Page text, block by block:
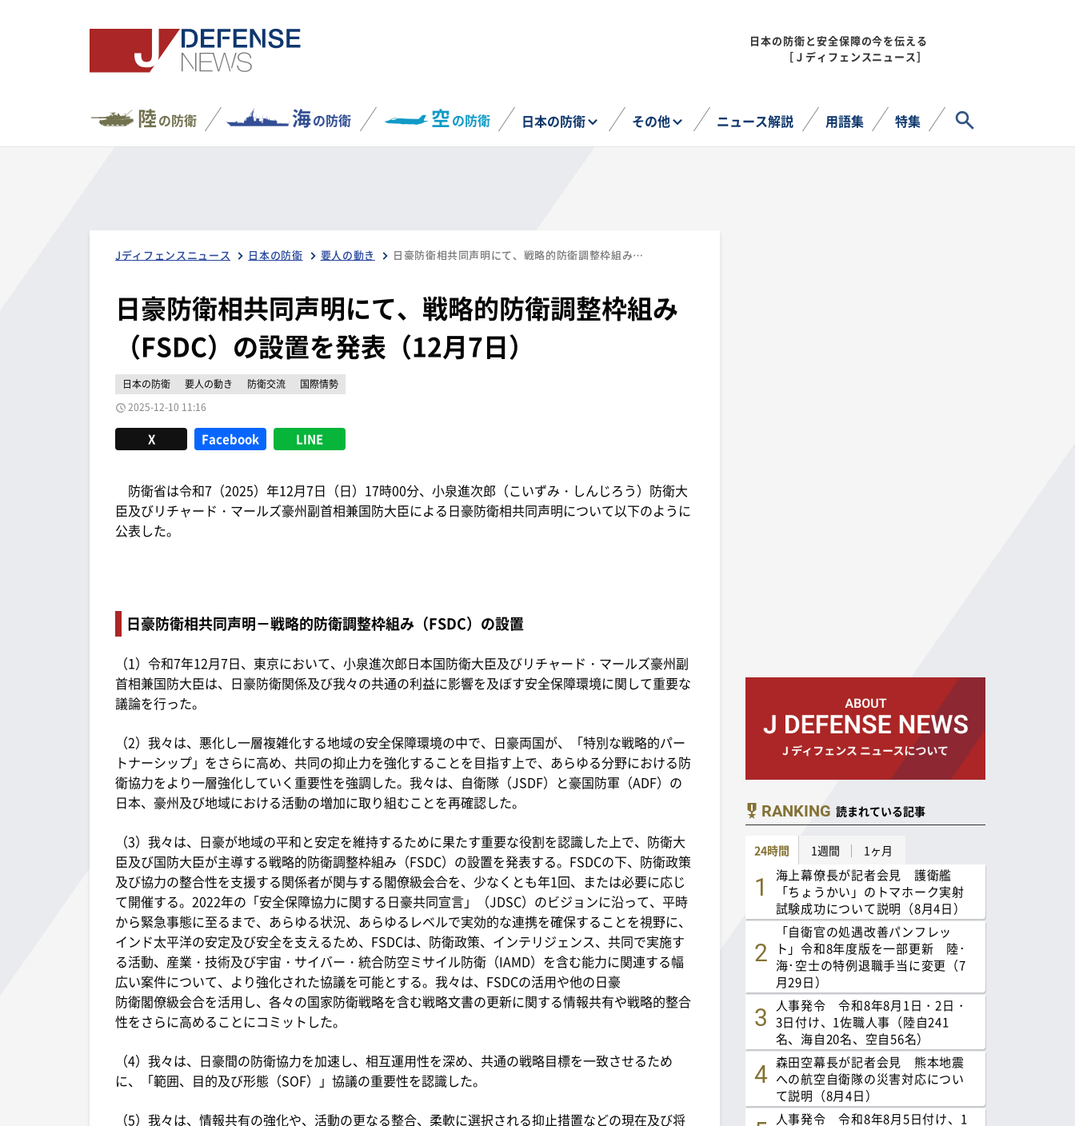
日本の防衛と安全保障の今を伝える
［Ｊディフェンスニュース］
陸の防衛 海の防衛 空の防衛 日本の防衛 その他 ニュース解説 用語集 特集
Jディフェンスニュース 日本の防衛 要人の動き 日豪防衛相共同声明にて、戦略的防衛調整枠組み（FSDC）の設置を発表（12月7日）
日豪防衛相共同声明にて、戦略的防衛調整枠組み
（FSDC）の設置を発表（12月7日）
日本の防衛 要人の動き 防衛交流
国際情勢
2025-12-10 11:16
X Facebook LINE
防衛省は令和7（2025）年12月7日（日）17時00分、小泉進次郎（こいずみ・しんじろう）防衛大
臣及びリチャード・マールズ豪州副首相兼国防大臣による日豪防衛相共同声明について以下のように
公表した。
日豪防衛相共同声明－戦略的防衛調整枠組み（FSDC）の設置
（1）令和7年12月7日、東京において、小泉進次郎日本国防衛大臣及びリチャード・マールズ豪州副
首相兼国防大臣は、日豪防衛関係及び我々の共通の利益に影響を及ぼす安全保障環境に関して重要な
議論を行った。
（2）我々は、悪化し一層複雑化する地域の安全保障環境の中で、日豪両国が、「特別な戦略的パー
トナーシップ」をさらに高め、共同の抑止力を強化することを目指す上で、あらゆる分野における防
衛協力をより一層強化していく重要性を強調した。我々は、自衛隊（JSDF）と豪国防軍（ADF）の
日本、豪州及び地域における活動の増加に取り組むことを再確認した。
（3）我々は、日豪が地域の平和と安定を維持するために果たす重要な役割を認識した上で、防衛大
臣及び国防大臣が主導する戦略的防衛調整枠組み（FSDC）の設置を発表する。FSDCの下、防衛政策
及び協力の整合性を支援する関係者が関与する閣僚級会合を、少なくとも年1回、または必要に応じ
て開催する。2022年の「安全保障協力に関する日豪共同宣言」（JDSC）のビジョンに沿って、平時
から緊急事態に至るまで、あらゆる状況、あらゆるレベルで実効的な連携を確保することを視野に、
インド太平洋の安定及び安全を支えるため、FSDCは、防衛政策、インテリジェンス、共同で実施す
る活動、産業・技術及び宇宙・サイバー・統合防空ミサイル防衛（IAMD）を含む能力に関連する幅
広い案件について、より強化された協議を可能とする。我々は、FSDCの活用や他の日豪
防衛閣僚級会合を活用し、各々の国家防衛戦略を含む戦略文書の更新に関する情報共有や戦略的整合
性をさらに高めることにコミットした。
（4）我々は、日豪間の防衛協力を加速し、相互運用性を深め、共通の戦略目標を一致させるため
に、「範囲、目的及び形態（SOF）」協議の重要性を認識した。
（5）我々は、情報共有の強化や、活動の更なる整合、柔軟に選択される抑止措置などの現在及び将
RANKING 読まれている記事
24時間 1週間 1ヶ月
海上幕僚長が記者会見 護衛艦
「ちょうかい」のトマホーク実射
試験成功について説明（8月4日）
「自衛官の処遇改善パンフレッ
ト」令和8年度版を一部更新 陸･
海･空士の特例退職手当に変更（7
月29日）
人事発令 令和8年8月1日・2日・
3日付け、1佐職人事（陸自241
名、海自20名、空自56名）
森田空幕長が記者会見 熊本地震
への航空自衛隊の災害対応につい
て説明（8月4日）
人事発令 令和8年8月5日付け、1